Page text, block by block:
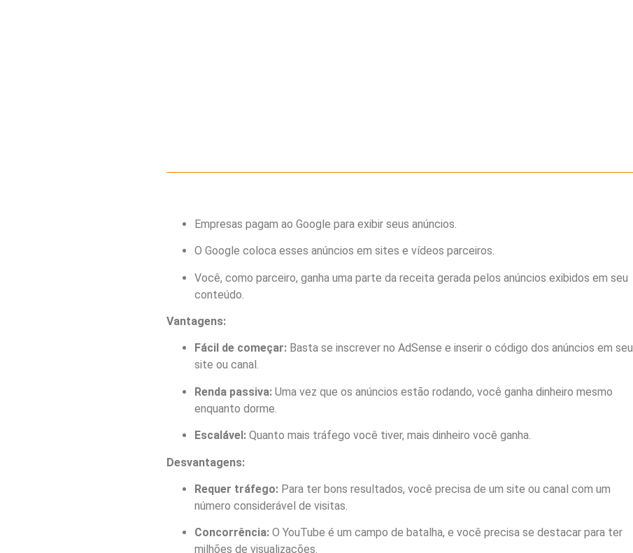
Empresas pagam ao Google para exibir seus anúncios.
O Google coloca esses anúncios em sites e vídeos parceiros.
Você, como parceiro, ganha uma parte da receita gerada pelos anúncios exibidos em seu
conteúdo.
Vantagens:
Fácil de começar:Basta se inscrever no AdSense e inserir o código dos anúncios em seu
site ou canal.
Renda passiva:Uma vez que os anúncios estão rodando, você ganha dinheiro mesmo
enquanto dorme.
Escalável:Quanto mais tráfego você tiver, mais dinheiro você ganha.
Desvantagens:
Requer tráfego:Para ter bons resultados, você precisa de um site ou canal com um
número considerável de visitas.
Concorrência:O YouTube é um campo de batalha, e você precisa se destacar para ter
milhões de visualizações.